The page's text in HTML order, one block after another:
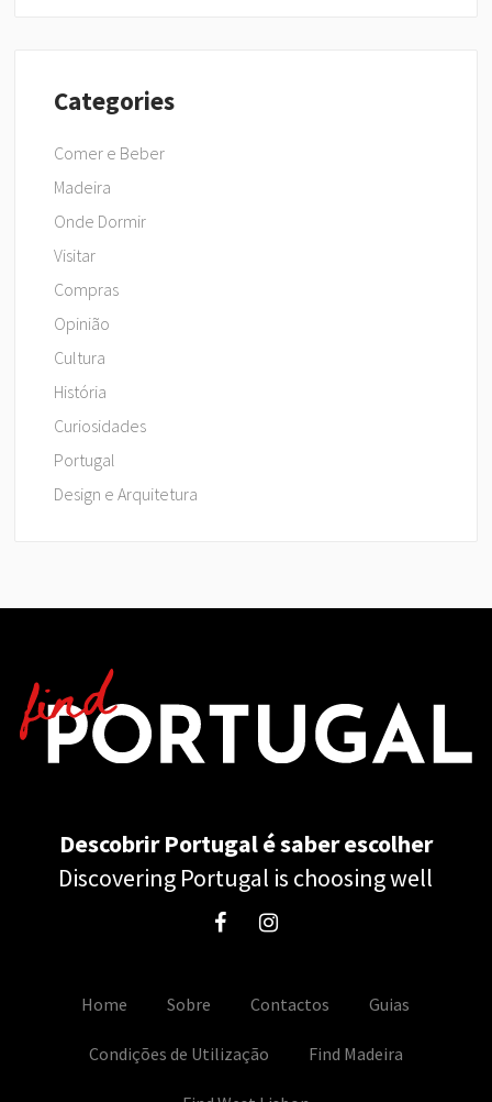
Categories
Comer e Beber
Madeira
Onde Dormir
Visitar
Compras
Opinião
Cultura
História
Curiosidades
Portugal
Design e Arquitetura
Descobrir Portugal é saber escolher
Discovering Portugal is choosing well
Home Sobre Contactos Guias
Condições de Utilização Find Madeira